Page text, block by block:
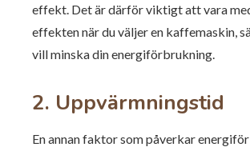
effekt. Det är därför viktigt att vara
effekten när du väljer en kaffemaskin,
vill minska din energiförbrukning.
2. Uppvärmningstid
En annan faktor som påverkar